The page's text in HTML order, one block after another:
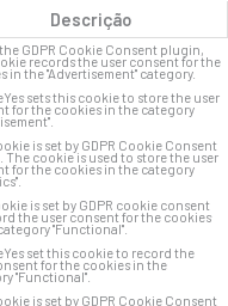
Descrição
GDPR Cookie Consent plugin,
records the user consent for the
in the "Advertisement" category.
sets this cookie to store the user
for the cookies in the category
is set by GDPR Cookie Consent
The cookie is used to store the user
for the cookies in the category
is set by GDPR cookie consent
the user consent for the cookies
"Functional".
set this cookie to record the
for the cookies in the
"Functional".
is set by GDPR Cookie Consent